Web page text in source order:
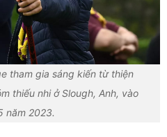
tham gia sáng kiến từ thiện
thiếu nhi ở Slough, Anh, vào
năm 2023.